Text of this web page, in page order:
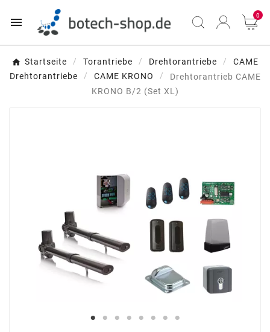
 0
Startseite Torantriebe Drehtorantriebe
CAME
Drehtorantriebe
CAME KRONO
Drehtorantrieb CAME
KRONO B/2 (Set XL)